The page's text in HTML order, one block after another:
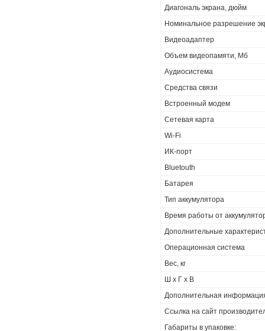
Диагональ экрана, дюйм
Номинальное разрешение
Видеоадаптер
Объем видеопамяти, Мб
Аудиосистема
Средства связи
Встроенный модем
Cетевая карта
Wi-Fi
ИК-порт
Bluetouth
Батарея
Тип аккумулятора
Время работы от
Дополнительные
Операционная система
Вес, кг
Ш х Г х В
Дополнительная
Ссылка на сайт
Габариты в упаковке: